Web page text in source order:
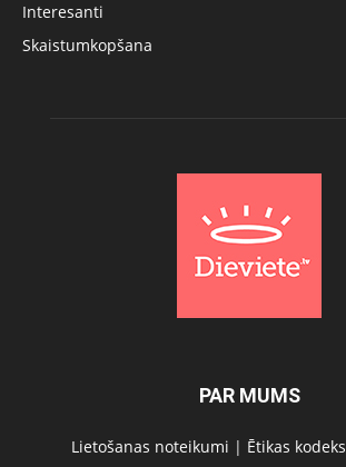
Interesanti
Skaistumkopšana
PAR MUMS
Lietošanas noteikumi | Ētikas kodeks